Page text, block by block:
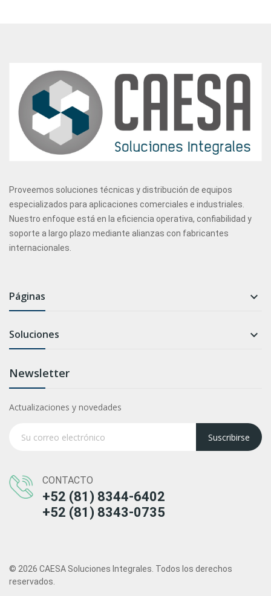
Proveemos soluciones técnicas y distribución de equipos
especializados para aplicaciones comerciales e industriales.
Nuestro enfoque está en la eficiencia operativa, confiabilidad y
soporte a largo plazo mediante alianzas con fabricantes
internacionales.
Páginas 
Soluciones 
Newsletter
Actualizaciones y novedades
Suscribirse
CONTACTO
+52 (81) 8344-6402
+52 (81) 8343-0735
© 2026 CAESA Soluciones Integrales. Todos los derechos
reservados.